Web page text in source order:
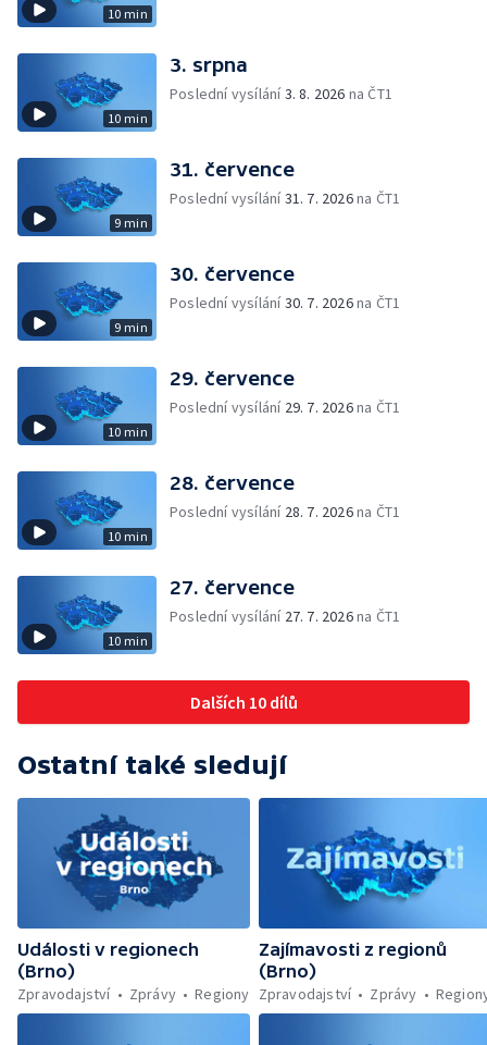
10 min
10 min
3. srpna
Poslední vysílání3. 8. 2026 na ČT1
9 min
31. července
Poslední vysílání31. 7. 2026na ČT1
9 min
30. července
Poslední vysílání30. 7. 2026na ČT1
10 min
29. července
Poslední vysílání 29. 7. 2026na ČT1
10 min
28. července
Poslední vysílání 28. 7. 2026na ČT1
10 min
27. července
Poslední vysílání 27. 7. 2026na ČT1
Dalších 10 dílů
Ostatní také sledují
Události v regionech
(Brno)
Zpravodajství
Zprávy Regiony
Zajímavosti z regionů
(Brno)
Zpravodajství
Zprávy